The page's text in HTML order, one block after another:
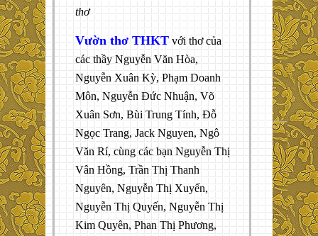
thơ
Vườn thơ THKT với thơ của
các thầy Nguyễn Văn Hòa,
Nguyễn Xuân Kỳ, Phạm Doanh
Môn, Nguyễn Đức Nhuận, Võ
Xuân Sơn, Bùi Trung Tính, Đỗ
Ngọc Trang, Jack Nguyen, Ngô
Văn Rí, cùng các bạn Nguyễn Thị
Vân Hồng, Trần Thị Thanh
Nguyên, Nguyễn Thị Xuyến,
Nguyễn Thị Quyến, Nguyễn Thị
Kim Quyên, Phan Thị Phương,